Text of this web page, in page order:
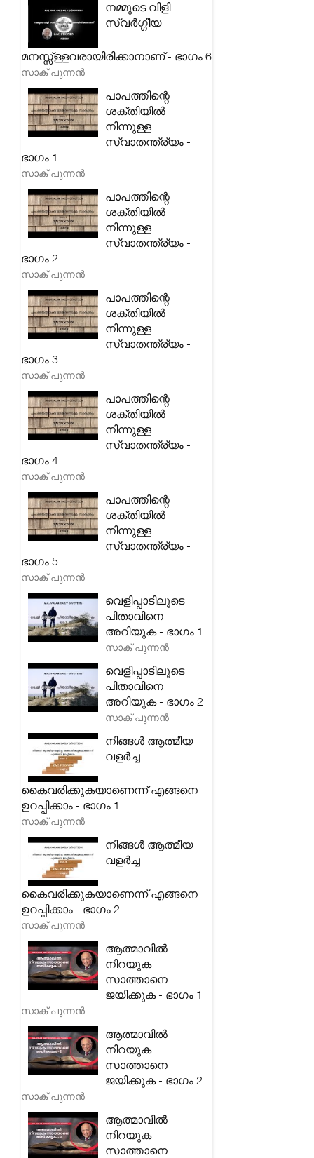
നമ്മുടെ വിളി
സ്വർഗ്ഗീയ
മനസ്സ്ള്ളവരായിരിക്കാനാണ് - ഭാഗം 6
സാക് പുന്നൻ
പാപത്തിന്റെ
ശക്തിയിൽ
നിന്നുള്ള
സ്വാതന്ത്ര്യം -
ഭാഗം 1
സാക് പുന്നൻ
പാപത്തിന്റെ
ശക്തിയിൽ
നിന്നുള്ള
സ്വാതന്ത്ര്യം -
ഭാഗം 2
സാക് പുന്നൻ
പാപത്തിന്റെ
ശക്തിയിൽ
നിന്നുള്ള
സ്വാതന്ത്ര്യം -
ഭാഗം 3
സാക് പുന്നൻ
പാപത്തിന്റെ
ശക്തിയിൽ
നിന്നുള്ള
സ്വാതന്ത്ര്യം -
ഭാഗം 4
സാക് പുന്നൻ
പാപത്തിന്റെ
ശക്തിയിൽ
നിന്നുള്ള
സ്വാതന്ത്ര്യം -
ഭാഗം 5
സാക് പുന്നൻ
വെളിപ്പാടിലൂടെ
പിതാവിനെ
അറിയുക - ഭാഗം 1
സാക് പുന്നൻ
വെളിപ്പാടിലൂടെ
പിതാവിനെ
അറിയുക - ഭാഗം 2
സാക് പുന്നൻ
നിങ്ങൾ ആത്മീയ
വളർച്ച
കൈവരിക്കുകയാണെന്ന് എങ്ങനെ
ഉറപ്പിക്കാം - ഭാഗം 1
സാക് പുന്നൻ
നിങ്ങൾ ആത്മീയ
വളർച്ച
കൈവരിക്കുകയാണെന്ന് എങ്ങനെ
ഉറപ്പിക്കാം - ഭാഗം 2
സാക് പുന്നൻ
ആത്മാവിൽ
നിറയുക
സാത്താനെ
ജയിക്കുക - ഭാഗം 1
സാക് പുന്നൻ
ആത്മാവിൽ
നിറയുക
സാത്താനെ
ജയിക്കുക - ഭാഗം 2
സാക് പുന്നൻ
ആത്മാവിൽ
നിറയുക
സാത്താനെ